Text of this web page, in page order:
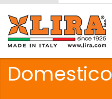
Domestico